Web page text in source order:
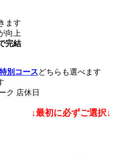
ます
向上
完結
別コースどちらも選べます
店休日
↓最初に必ずご選択↓